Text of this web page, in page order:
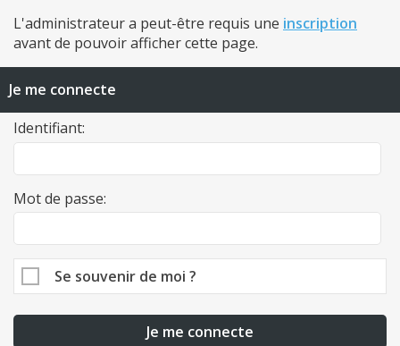
L'administrateur a peut-être requis une inscription
avant de pouvoir afficher cette page.
Je me connecte
Identifiant:
Mot de passe:
Se souvenir de moi ?
Je me connecte